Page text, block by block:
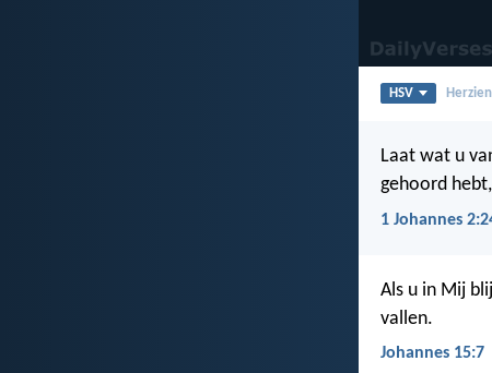
HSV
Laat wat u
gehoord
1 Johannes
Als u in Mij
vallen.
Johannes 15:7